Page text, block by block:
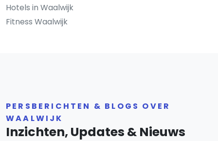
Hotels in Waalwijk
Fitness Waalwijk
PERSBERICHTEN & BLOGS OVER
WAALWIJK
Inzichten, Updates & Nieuws